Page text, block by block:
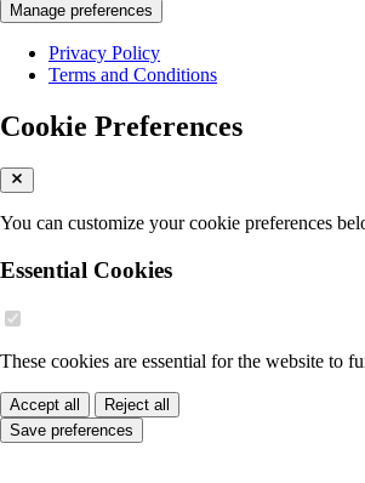
Manage preferences
Privacy Policy
Terms and Conditions
Cookie Preferences
You can customize your cookie preferences
Essential Cookies
These cookies are essential for the website to
Accept all
Reject all
Save preferences